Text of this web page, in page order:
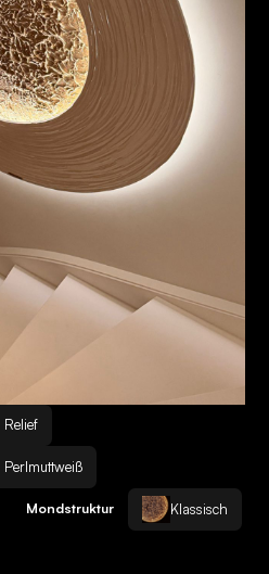
Relief
Perlmuttweiß
Mondstruktur Klassisch